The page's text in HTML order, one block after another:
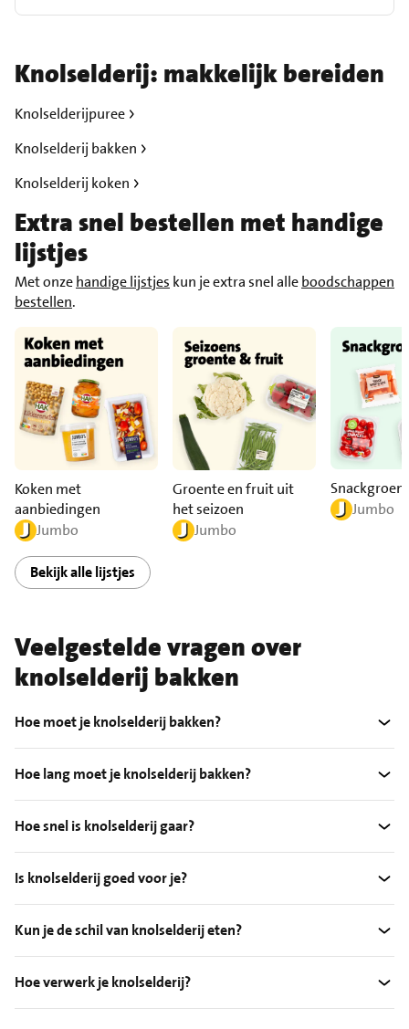
Knolselderij: makkelijk bereiden
Knolselderijpuree
Knolselderij bakken
Knolselderij koken
Extra snel bestellen met handige
lijstjes
Met onzehandige lijstjes kun je extra snel alleboodschappen
bestellen.
Koken met
aanbiedingen
Jumbo
Groente en fruit uit
het seizoen
Jumbo
Jumbo
Bekijk alle lijstjes
Veelgestelde vragen over
knolselderij bakken
Hoe moet je knolselderij bakken?
Hoe lang moet je knolselderij bakken?
Hoe snel is knolselderij gaar?
Is knolselderij goed voor je?
Kun je de schil van knolselderij eten?
Hoe verwerk je knolselderij?